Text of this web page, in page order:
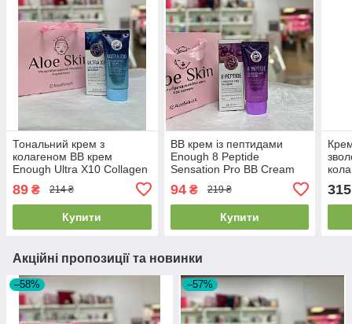
Тональний крем з
колагеном BB крем
Enough Ultra X10 Collagen
Pro 50мл EXP 2026/07/24
89 ₴ 214 ₴
Купити
BB крем із пептидами
Enough 8 Peptide
Sensation Pro BB Cream
EXP2026/07/24
94₴ 219 ₴
Купити
315
Акційні пропозиції та новинки
–58% –57%